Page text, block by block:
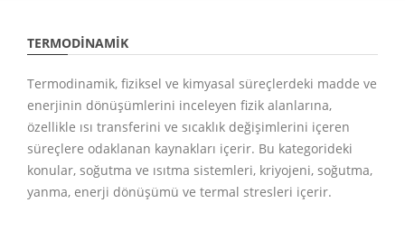
TERMODINAMIK
Termodinamik, fiziksel ve kimyasal süreçlerdeki madde ve
enerjinin dönüşümlerini inceleyen fizik alanlarına,
özellikle ısı transferini ve sıcaklık değişimlerini içeren
süreçlere odaklanan kaynakları içerir. Bu kategorideki
konular, soğutma ve ısıtma sistemleri, kriyojeni, soğutma,
yanma, enerji dönüşümü ve termal stresleri içerir.